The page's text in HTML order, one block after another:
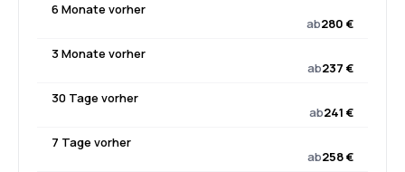
6 Monate vorher
ab280 €
3 Monate vorher
ab237 €
30 Tage vorher
ab241 €
7 Tage vorher
ab258 €